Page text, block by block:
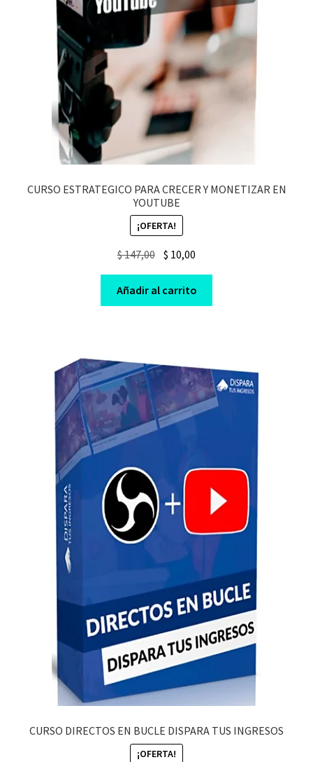
CURSO ESTRATEGICO PARA CRECER Y MONETIZAR EN
YOUTUBE
¡OFERTA!
$147,00 Original
was:
$ 147,00.
$ 10,00
is:
$ 10,00.
Añadir al carrito
CURSO DIRECTOS EN BUCLE DISPARA TUS INGRESOS
¡OFERTA!